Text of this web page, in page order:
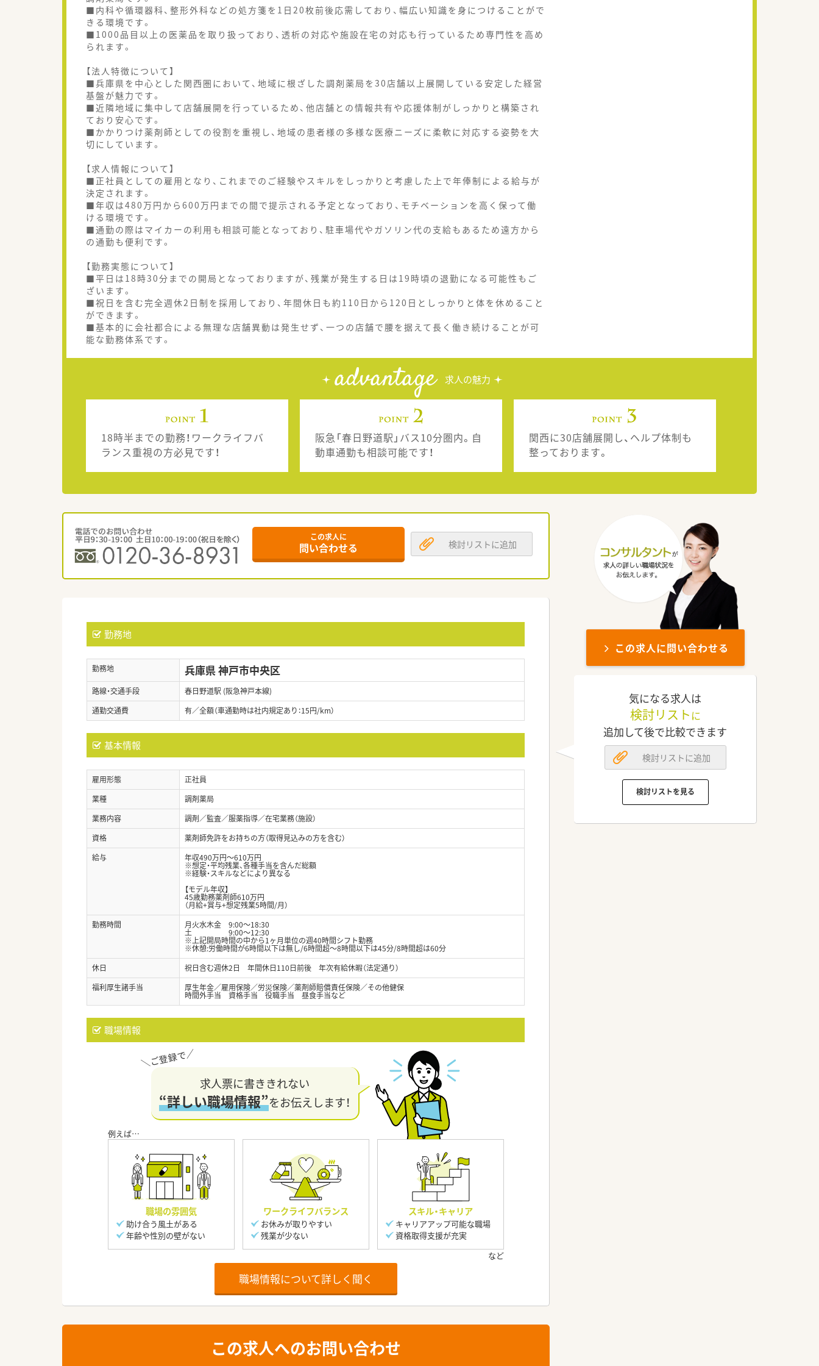
■内科や循環器科、整形外科などの処方箋を1日20枚前後応需しており、幅広い知識を身につけることがで
きる環境です。
■1000品目以上の医薬品を取り扱っており、透析の対応や施設在宅の対応も行っているため専門性を高め
られます。
【法人特徴について】
■兵庫県を中心とした関西圏において、地域に根ざした調剤薬局を30店舗以上展開している安定した経営
基盤が魅力です。
■近隣地域に集中して店舗展開を行っているため、他店舗との情報共有や応援体制がしっかりと構築され
ており安心です。
■かかりつけ薬剤師としての役割を重視し、地域の患者様の多様な医療ニーズに柔軟に対応する姿勢を大
切にしています。
【求人情報について】
■正社員としての雇用となり、これまでのご経験やスキルをしっかりと考慮した上で年俸制による給与が
決定されます。
■年収は480万円から600万円までの間で提示される予定となっており、モチベーションを高く保って働
ける環境です。
■通勤の際はマイカーの利用も相談可能となっており、駐車場代やガソリン代の支給もあるため遠方から
の通勤も便利です。
【勤務実態について】
■平日は18時30分までの開局となっておりますが、残業が発生する日は19時頃の退勤になる可能性もご
ざいます。
■祝日を含む完全週休2日制を採用しており、年間休日も約110日から120日としっかりと体を休めること
ができます。
■基本的に会社都合による無理な店舗異動は発生せず、一つの店舗で腰を据えて長く働き続けることが可
能な勤務体系です。
advantage 求人の魅力
18時半までの勤務！ワークライフバ
ランス重視の方必見です！
阪急「春日野道駅」バス10分圏内。自
動車通勤も相談可能です！
関西に30店舗展開し、ヘルプ体制も
整っております。
この求人に
問い合わせる 検討リストに追加
勤務地
勤務地 兵庫県 神戸市中央区
路線・交通手段
春日野道駅 (阪急神戸本線)
通勤交通費
有／全額（車通勤時は社内規定あり：15円/km）
基本情報
雇用形態
正社員
業種
調剤薬局
業務内容
調剤／監査／服薬指導／在宅業務（施設）
資格
薬剤師免許をお持ちの方（取得見込みの方を含む）
給与
年収490万円～610万円
※想定・平均残業、各種手当を含んだ総額
※経験・スキルなどにより異なる
【モデル年収】
45歳勤務薬剤師610万円
（月給+賞与+想定残業5時間/月）
勤務時間
月火水木金 9:00～18:30
土 9:00～12:30
※上記開局時間の中から1ヶ月単位の週40時間シフト勤務
※休憩:労働時間が6時間以下は無し/6時間超～8時間以下は45分/8時間超は60分
休日
祝日含む週休2日 年間休日110日前後 年次有給休暇（法定通り）
福利厚生諸手当
厚生年金／雇用保険／労災保険／薬剤師賠償責任保険／その他健保
時間外手当 資格手当 役職手当 昼食手当など
職場情報
求人票に書ききれない
“詳しい職場情報”をお伝えします！
職場の雰囲気
助け合う風土がある
年齢や性別の壁がない
ワークライフバランス
お休みが取りやすい
残業が少ない
スキル・キャリア
キャリアアップ可能な職場
資格取得支援が充実
職場情報について詳しく聞く
この求人へのお問い合わせ
この求人に問い合わせる
気になる求人は
検討リスト に
追加して後で比較できます
検討リストに追加
検討リストを見る